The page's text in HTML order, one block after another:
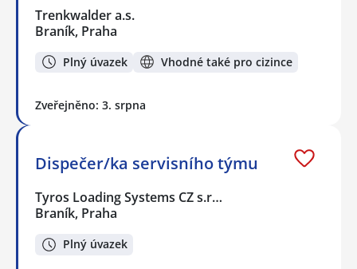
Trenkwalder a.s.
Braník, Praha
Plný úvazek Vhodné také pro cizince
Zveřejněno: 3. srpna
Dispečer/ka servisního týmu
Tyros Loading Systems CZ s.r…
Braník, Praha
Plný úvazek